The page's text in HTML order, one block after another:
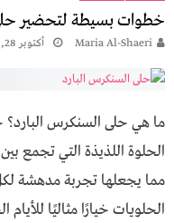
خطوات بسيطة لتحضير
Maria Al-Shaeri أكتوبر 28, 2024
ما هي حلى السنكرس البارد؟
الحلوة اللذيذة التي تجمع
مما يجعلها تجربة مدهشة
الحلويات خيارًا مثاليًا